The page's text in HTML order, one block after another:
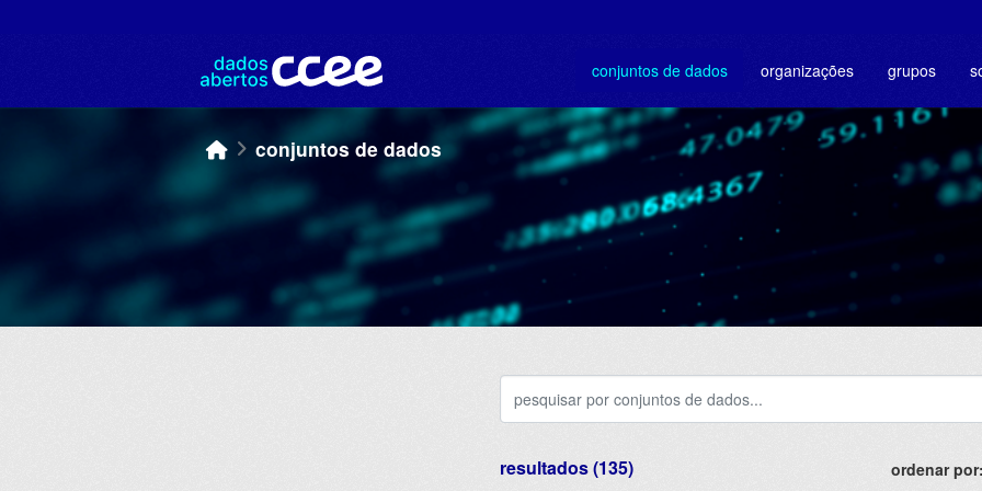
conjuntos de dados organizações grupos
conjuntos de dados
ordenar por
resultados (135)